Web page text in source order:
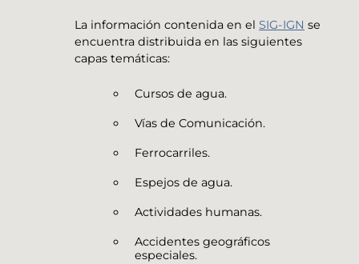
La información contenida en el SIG-IGN se
encuentra distribuida en las siguientes
capas temáticas:
Cursos de agua.
Vías de Comunicación.
Ferrocarriles.
Espejos de agua.
Actividades humanas.
Accidentes geográficos
especiales.